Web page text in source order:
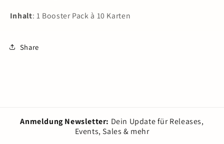
Inhalt: 1 Booster Pack à 10 Karten
Share
Anmeldung Newsletter: Dein Update für Releases,
Events, Sales & mehr